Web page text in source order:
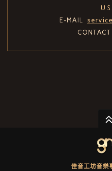
E-MAIL
CONTACT
佳音工坊音樂